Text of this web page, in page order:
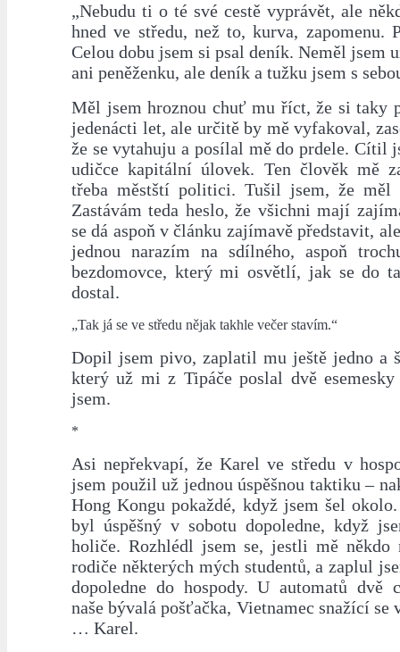
„Nebudu ti o té své cestě vyprávět, ale
hned ve středu, než to, kurva, zapomenu.
Celou dobu jsem si psal deník. Neměl jsem
ani peněženku, ale deník a tužku jsem s
Měl jsem hroznou chuť mu říct, že si taky
jedenácti let, ale určitě by mě vyfakoval,
že se vytahuju a posílal mě do prdele. Cítil
udičce kapitální úlovek. Ten člověk mě
třeba městští politici. Tušil jsem, že měl
Zastávám teda heslo, že všichni mají
se dá aspoň v článku zajímavě představit,
jednou narazím na sdílného, aspoň
bezdomovce, který mi osvětlí, jak se do
dostal.
„Tak já se ve středu nějak takhle večer stavím.“
Dopil jsem pivo, zaplatil mu ještě jedno a
který už mi z Tipáče poslal dvě esemesky
jsem.
*
Asi nepřekvapí, že Karel ve středu v
jsem použil už jednou úspěšnou taktiku –
Hong Kongu pokaždé, když jsem šel
byl úspěšný v sobotu dopoledne, když
holiče. Rozhlédl jsem se, jestli mě někdo
rodiče některých mých studentů, a zaplul
dopoledne do hospody. U automatů dvě
naše bývalá pošťačka, Vietnamec snažící
… Karel.